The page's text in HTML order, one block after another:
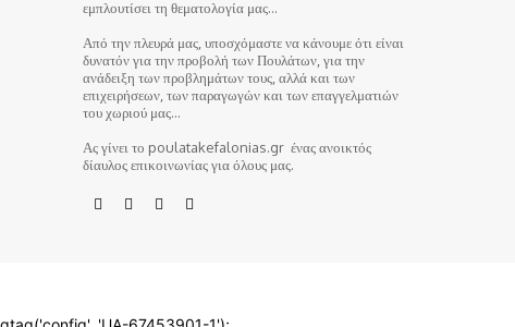
εμπλουτίσει τη θεματολογία μας…
Από την πλευρά μας, υποσχόμαστε να κάνουμε ότι είναι
δυνατόν για την προβολή των Πουλάτων, για την
ανάδειξη των προβλημάτων τους, αλλά και των
επιχειρήσεων, των παραγωγών και των επαγγελματιών
του χωριού μας…
Ας γίνει το poulatakefalonias.gr ένας ανοικτός
δίαυλος επικοινωνίας για όλους μας.